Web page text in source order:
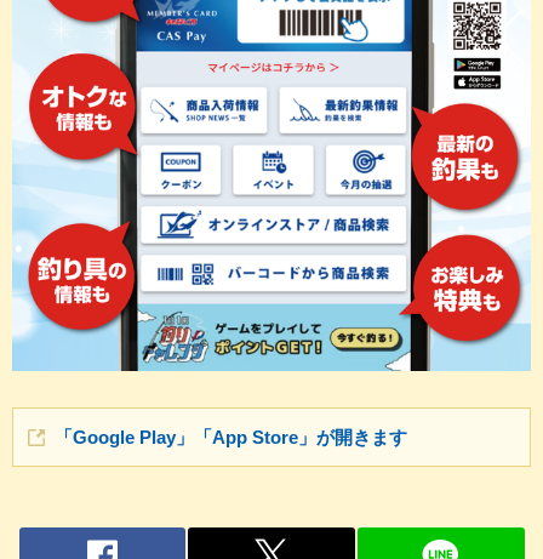
「Google Play」「App Store」が開きます